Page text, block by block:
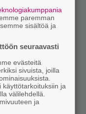
paremman
sisältöä ja
seuraavasti
evästeitä
sivuista, joilla
käyttötarkoituksiin ja
välilehdellä.
ja